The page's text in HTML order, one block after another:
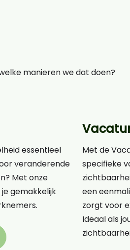
manieren we dat doen?
essentieel
veranderende
Met onze
gemakkelijk
Met de
specifieke
een
zorgt voor
Ideaal als